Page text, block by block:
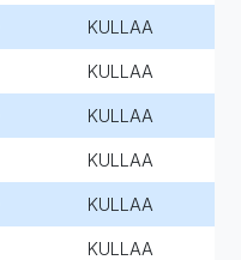
KULLAA
KULLAA
KULLAA
KULLAA
KULLAA
KULLAA